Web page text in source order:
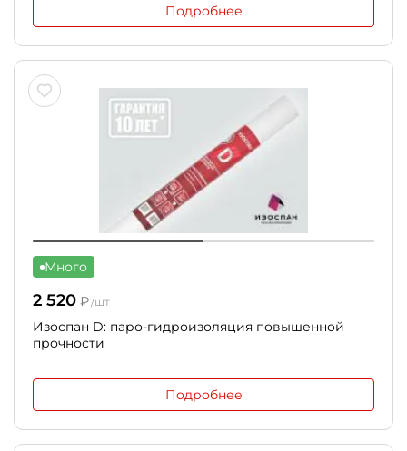
Подробнее
Много
2 520 ₽/шт
Изоспан D: паро-гидроизоляция повышенной
прочности
Подробнее